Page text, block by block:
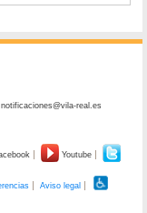
real.es
Youtube
Aviso legal